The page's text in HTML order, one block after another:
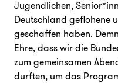
Jugendlichen,
Deutschland geflohene
geschaffen haben.
Ehre, dass wir die
zum gemeinsamen
durften, um das